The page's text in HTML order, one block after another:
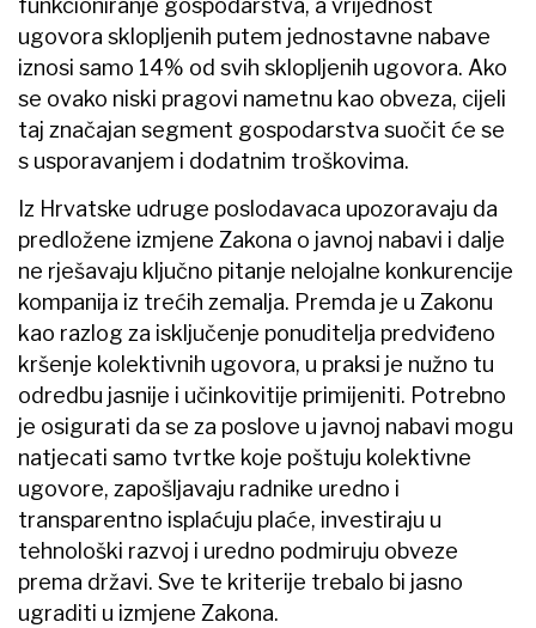
funkcioniranje gospodarstva, a vrijednost
ugovora sklopljenih putem jednostavne nabave
iznosi samo 14% od svih sklopljenih ugovora. Ako
se ovako niski pragovi nametnu kao obveza, cijeli
taj značajan segment gospodarstva suočit će se
s usporavanjem i dodatnim troškovima.
Iz Hrvatske udruge poslodavaca upozoravaju da
predložene izmjene Zakona o javnoj nabavi i dalje
ne rješavaju ključno pitanje nelojalne konkurencije
kompanija iz trećih zemalja. Premda je u Zakonu
kao razlog za isključenje ponuditelja predviđeno
kršenje kolektivnih ugovora, u praksi je nužno tu
odredbu jasnije i učinkovitije primijeniti. Potrebno
je osigurati da se za poslove u javnoj nabavi mogu
natjecati samo tvrtke koje poštuju kolektivne
ugovore, zapošljavaju radnike uredno i
transparentno isplaćuju plaće, investiraju u
tehnološki razvoj i uredno podmiruju obveze
prema državi. Sve te kriterije trebalo bi jasno
ugraditi u izmjene Zakona.